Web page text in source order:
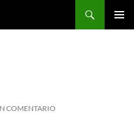
COMENTARIO